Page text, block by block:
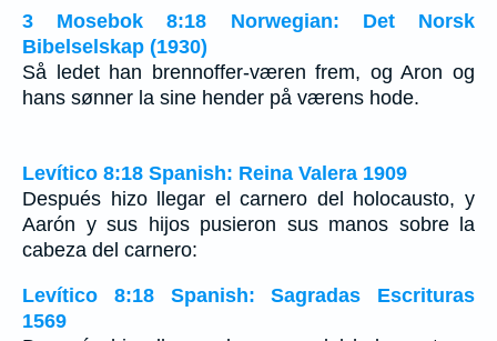
3 Mosebok 8:18 Norwegian: Det Norsk
Bibelselskap (1930)
Så ledet han brennoffer-væren frem, og Aron og
hans sønner la sine hender på værens hode.
Levítico 8:18 Spanish: Reina Valera 1909
Después hizo llegar el carnero del holocausto, y
Aarón y sus hijos pusieron sus manos sobre la
cabeza del carnero:
Levítico 8:18 Spanish: Sagradas Escrituras
1569